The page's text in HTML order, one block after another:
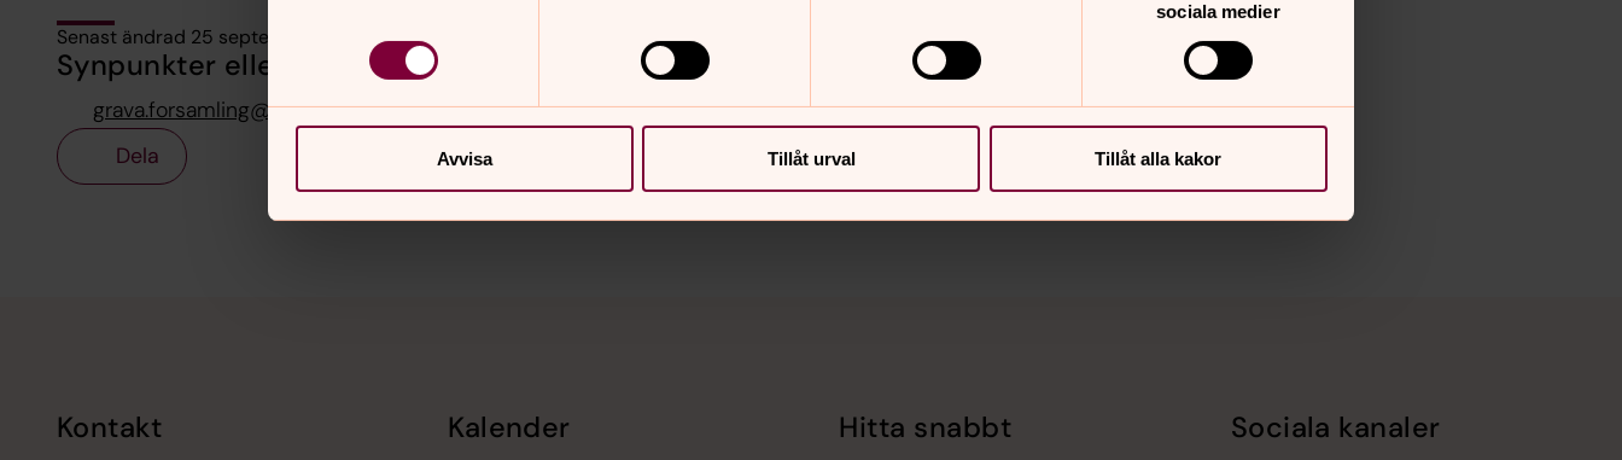
sociala medier
Avvisa Tillåt urval Tillåt alla kakor
Senast ändrad 25 september 2025
Synpunkter eller frågor på sidans innehåll?
grava.forsamling@svenskakyrkan.se
Dela
Kontakt Kalender Hitta snabbt Sociala kanaler